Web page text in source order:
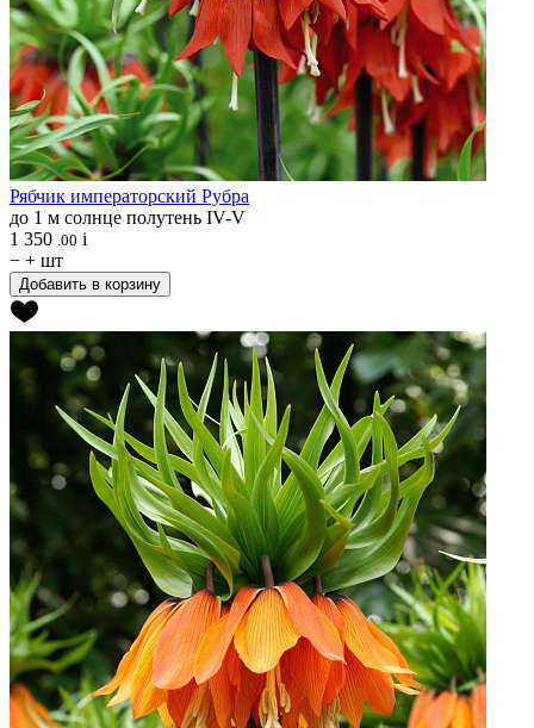
Рябчик императорский Рубра
до 1 м солнце полутень IV-V
1 350 .00 i
− + шт
Добавить в корзину